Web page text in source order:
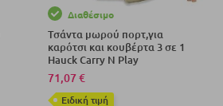
Διαθέσιμο
Τσάντα μωρού πορτ,για
καρότσι και κουβέρτα 3 σε 1
Hauck Carry N Play
71,07 €
Eιδική τιμή